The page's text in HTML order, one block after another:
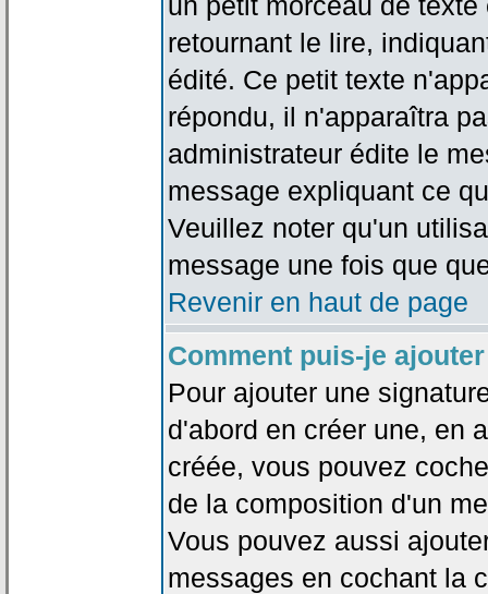
retournant le lire,
édité. Ce petit texte
répondu, il n'apparaîtra
administrateur édite le
message expliquant ce
Veuillez noter qu'un
message une fois que
Revenir en haut de page
Comment puis-je
Pour ajouter une
d'abord en créer une, en
créée, vous pouvez
de la composition d'un
Vous pouvez aussi
messages en cochant la